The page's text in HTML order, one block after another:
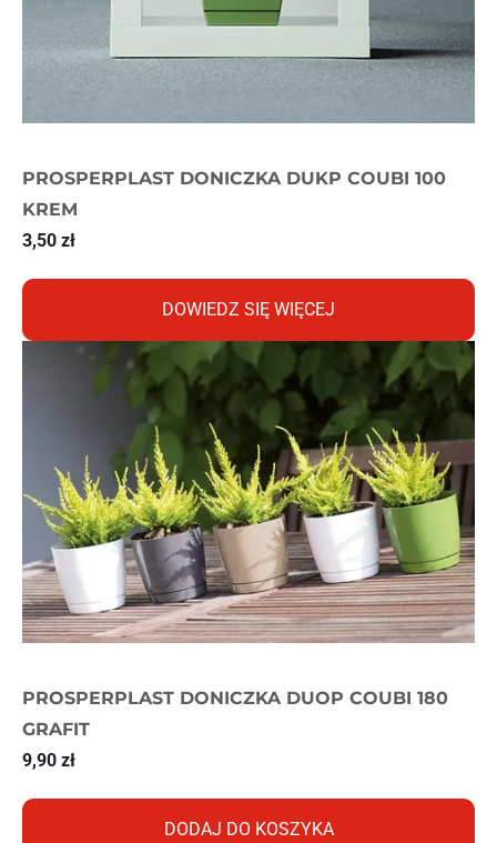
PROSPERPLAST DONICZKA DUKP COUBI 100
KREM
3,50 zł
DOWIEDZ SIĘ WIĘCEJ
PROSPERPLAST DONICZKA DUOP COUBI 180
GRAFIT
9,90 zł
DODAJ DO KOSZYKA